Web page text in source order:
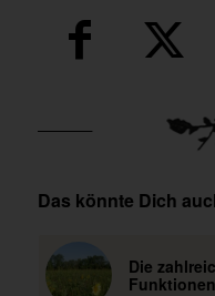
Das könnte Dich
Die